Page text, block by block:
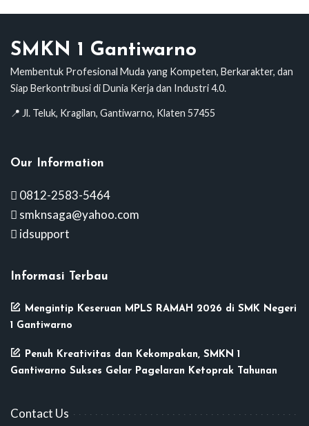
SMKN 1 Gantiwarno
Membentuk Profesional Muda yang Kompeten, Berkarakter, dan
Siap Berkontribusi di Dunia Kerja dan Industri 4.0.
📍 Jl. Teluk, Kragilan, Gantiwarno, Klaten 57455
Our Information
0812-2583-5464
smknsaga@yahoo.com
idsupport
Informasi Terbau
Mengintip Keseruan MPLS RAMAH 2026 di SMK Negeri
1 Gantiwarno
Penuh Kreativitas dan Kekompakan, SMKN 1
Gantiwarno Sukses Gelar Pagelaran Ketoprak Tahunan
Contact Us